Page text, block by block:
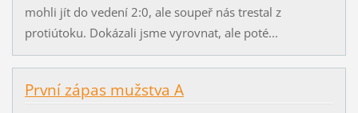
mohli jít do vedení 2:0, ale soupeř nás trestal z
protiútoku. Dokázali jsme vyrovnat, ale poté...
První zápas mužstva A